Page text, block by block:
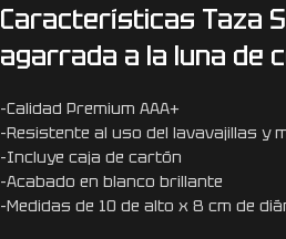
Características Taza
agarrada a la luna de
-Calidad Premium AAA+
-Resistente al uso del lavavajillas y
-Incluye caja de cartón
-Acabado en blanco brillante
-Medidas de 10 de alto x 8 cm de